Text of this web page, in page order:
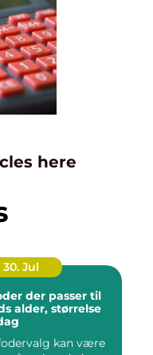
here
30. Jul
der passer til
alder, størrelse
kan være